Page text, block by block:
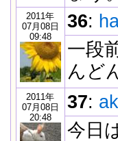
2011年
07月08日
09:48
36:
一段
んど
2011年
07月08日
20:48
37:
今日